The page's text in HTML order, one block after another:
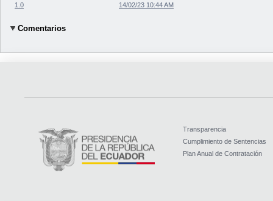
1.0 14/02/23 10:44 AM
Comentarios
Transparencia
Cumplimiento de Sentencias
Plan Anual de Contratación